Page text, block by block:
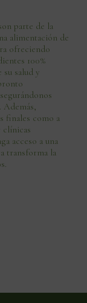
parte de la
alimentación de
ofreciendo
100%
salud y
Además,
finales como a
clínicas
acceso a una
transforma la